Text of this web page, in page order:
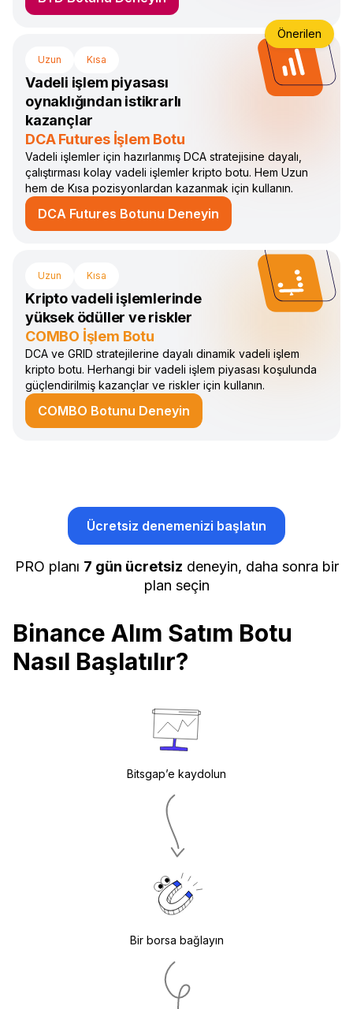
Uzun Kısa
Vadeli işlem piyasası
oynaklığından istikrarlı
kazançlar
DCA Futures İşlem Botu
Vadeli işlemler için hazırlanmış DCA stratejisine dayalı,
çalıştırması kolay vadeli işlemler kripto botu. Hem Uzun
hem de Kısa pozisyonlardan kazanmak için kullanın.
DCA Futures Botunu Deneyin
Önerilen
Uzun Kısa
Kripto vadeli işlemlerinde
yüksek ödüller ve riskler
COMBO İşlem Botu
DCA ve GRID stratejilerine dayalı dinamik vadeli işlem
kripto botu. Herhangi bir vadeli işlem piyasası koşulunda
güçlendirilmiş kazançlar ve riskler için kullanın.
COMBO Botunu Deneyin
Ücretsiz denemenizi başlatın
PRO planı 7 gün ücretsiz deneyin, daha sonra bir
plan seçin
Binance Alım Satım Botu
Nasıl Başlatılır?
Bitsgap’e kaydolun
Bir borsa bağlayın